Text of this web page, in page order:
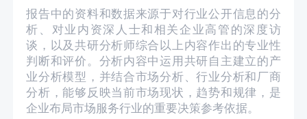
报告中的资料和数据来源于对行业公开信息的分
析、对业内资深人士和相关企业高管的深度访
谈，以及共研分析师综合以上内容作出的专业性
判断和评价。分析内容中运用共研自主建立的产
业分析模型，并结合市场分析、行业分析和厂商
分析，能够反映当前市场现状，趋势和规律，是
企业布局市场服务行业的重要决策参考依据。